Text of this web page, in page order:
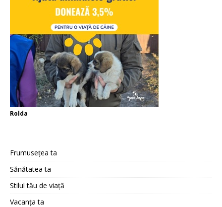
Rolda
Frumusețea ta
Sănătatea ta
Stilul tău de viață
Vacanța ta